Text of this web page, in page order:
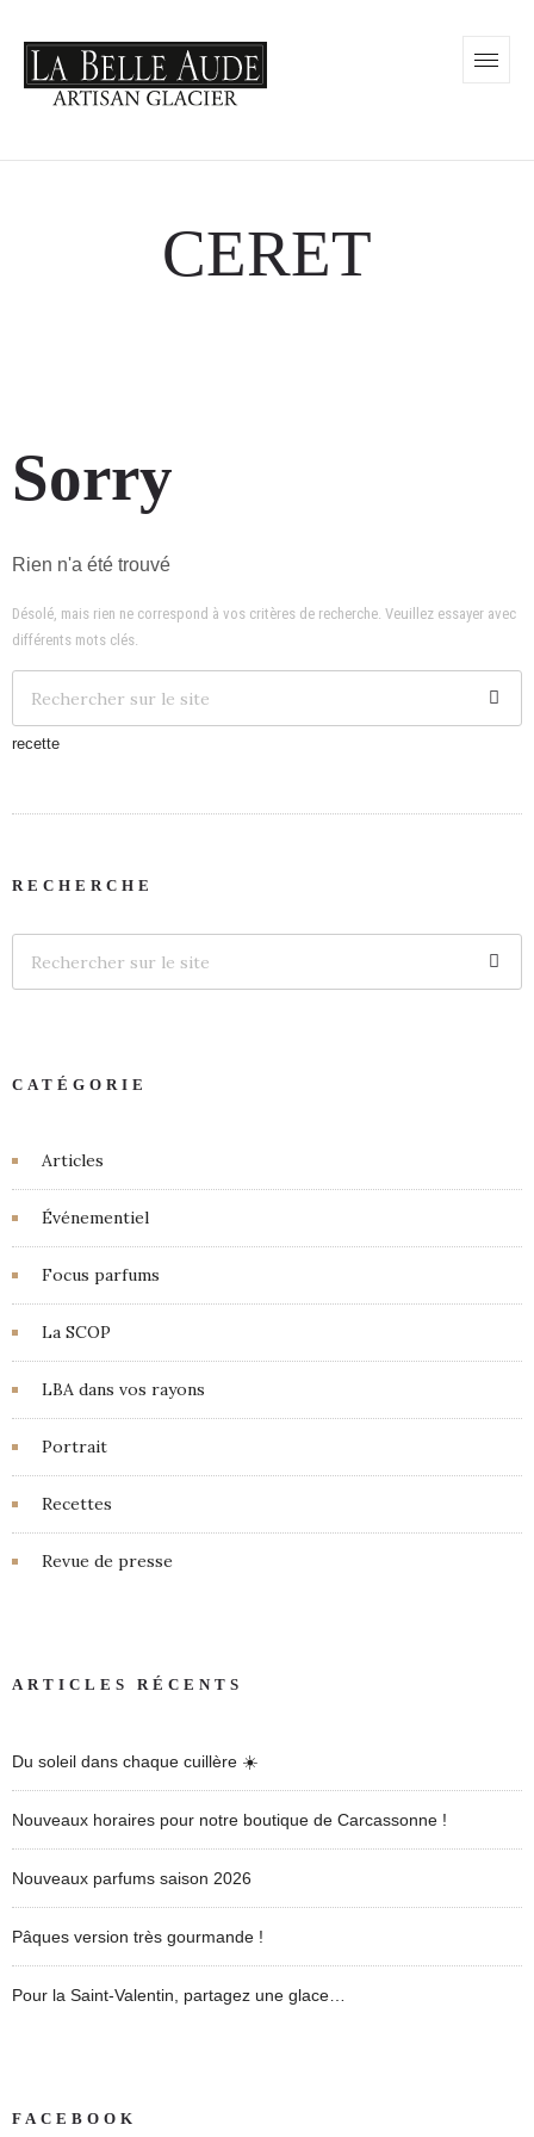
CERET
Sorry
Rien n'a été trouvé
Désolé, mais rien ne correspond à vos critères de recherche. Veuillez essayer avec
différents mots clés.
recette
RECHERCHE
CATÉGORIE
Articles
Événementiel
Focus parfums
La SCOP
LBA dans vos rayons
Portrait
Recettes
Revue de presse
ARTICLES RÉCENTS
Du soleil dans chaque cuillère ☀️
Nouveaux horaires pour notre boutique de Carcassonne !
Nouveaux parfums saison 2026
Pâques version très gourmande !
Pour la Saint-Valentin, partagez une glace…
FACEBOOK